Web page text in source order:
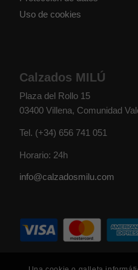
Uso de cookies
Calzados MILÚ
Plaza del Rollo 15
03400 Villena, Comunidad
Tel. (+34) 656 741 051
Horario: 24h
info@calzadosmilu.com